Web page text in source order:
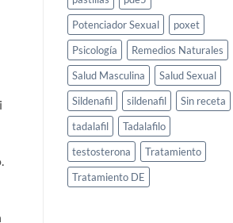
Potenciador Sexual
poxet
Psicología
Remedios Naturales
Salud Masculina
Salud Sexual
Sildenafil
sildenafil
Sin receta
tadalafil
Tadalafilo
testosterona
Tratamiento
Tratamiento DE